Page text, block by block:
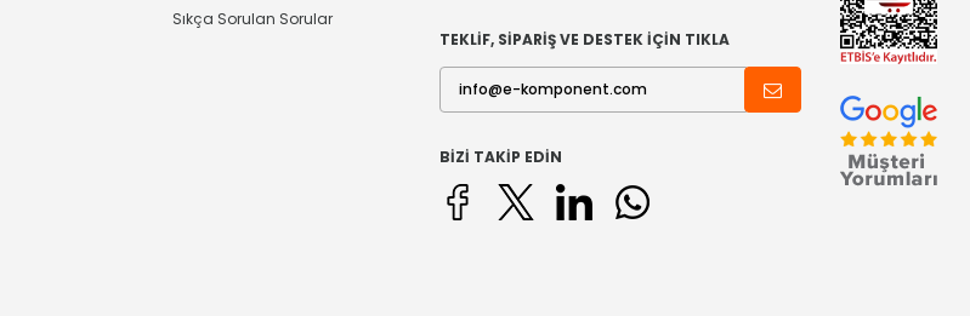
Sıkça Sorulan Sorular
TEKLİF, SİPARİŞ VE DESTEK İÇİN TIKLA
BIZI TAKIP EDIN